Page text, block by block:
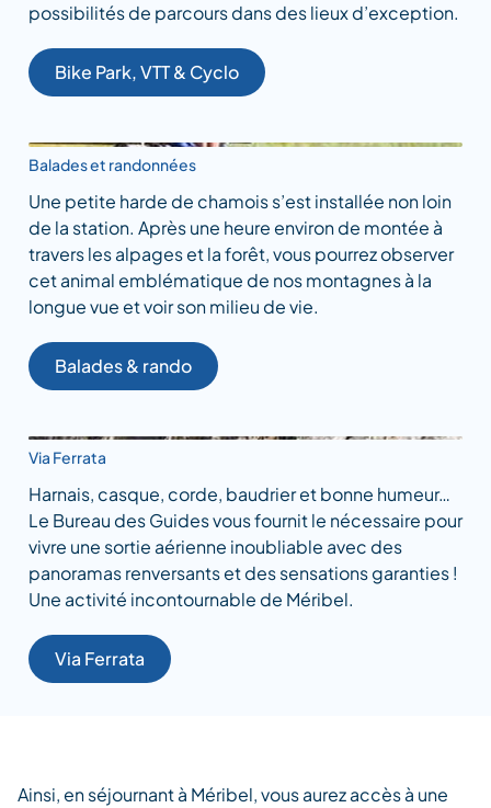
possibilités de parcours dans des lieux d’exception.
Bike Park, VTT & Cyclo
Balades et randonnées
Une petite harde de chamois s’est installée non loin
de la station. Après une heure environ de montée à
travers les alpages et la forêt, vous pourrez observer
cet animal emblématique de nos montagnes à la
longue vue et voir son milieu de vie.
Balades & rando
Via Ferrata
Harnais, casque, corde, baudrier et bonne humeur…
Le Bureau des Guides vous fournit le nécessaire pour
vivre une sortie aérienne inoubliable avec des
panoramas renversants et des sensations garanties !
Une activité incontournable de Méribel.
Via Ferrata
Ainsi, en séjournant à Méribel, vous aurez accès à une